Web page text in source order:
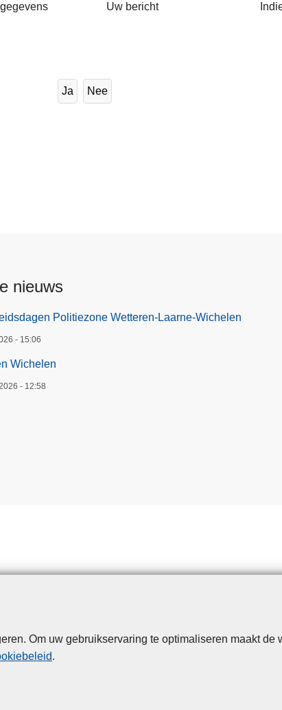
Om uw gebruikservaring te optimaliseren maakt de
.
Uw bericht
Ja Nee
nieuws
Politiezone Wetteren-Laarne-Wichelen
- 15:06
Wichelen
- 12:58